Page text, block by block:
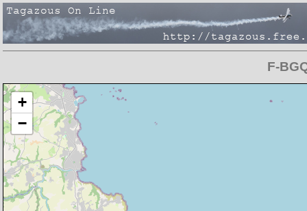
F-
Chargement de la carte en cours
+
−